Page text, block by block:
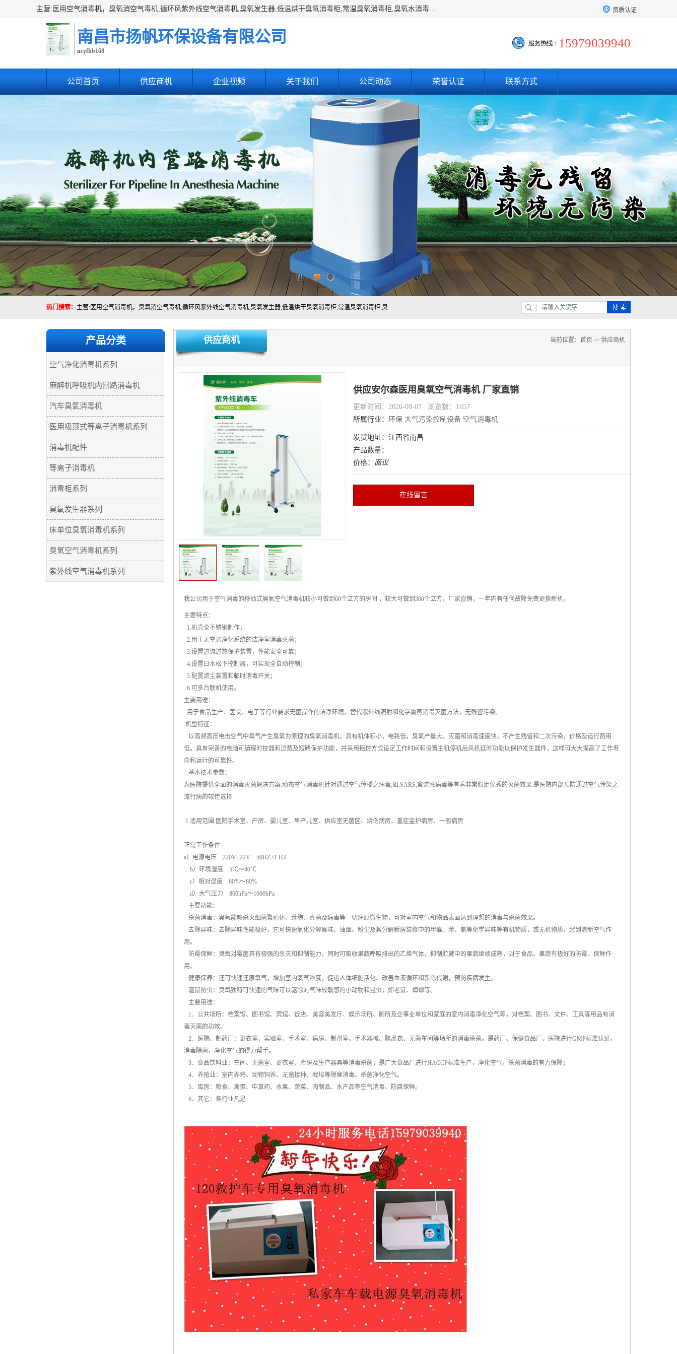
主营:医用空气消毒机，臭氧消空气毒机,循环风紫外线空气消毒机,臭氧发生器,低温烘干臭氧消毒柜,常温臭氧消毒柜,臭氧水消毒机,管道容器臭氧消毒机,内置式臭氧消毒机,外置式臭氧消毒机,床单位臭氧消毒器。医用工作服灭菌柜，医用拖鞋消毒柜,麻醉机内管路消毒机，呼吸机回路消毒机 资质认证
南昌市扬帆环保设备有限公司
ncyfhb168
15979039940
公司首页 供应商机 企业视频 关于我们 公司动态 荣誉认证 联系方式
热门搜索： 主营:医用空气消毒机，臭氧消空气毒机,循环风紫外线空气消毒机,臭氧发生器,低温烘干臭氧消毒柜,常温臭氧消毒柜,臭氧水消毒机,管道容器臭氧消毒机,内置式臭氧消毒机,外置式臭氧消毒机,床单位臭氧消毒器。医用工作服灭菌柜，医用拖鞋消毒柜,麻醉机内管路消毒机，呼吸机回路消毒机
产品分类
空气净化消毒机系列
麻醉机呼吸机内回路消毒机
汽车臭氧消毒机
医用吸顶式等离子消毒机系列
消毒机配件
等离子消毒机
消毒柜系列
臭氧发生器系列
床单位臭氧消毒机系列
臭氧空气消毒机系列
紫外线空气消毒机系列
供应商机 当前位置： 首页 -> 供应商机
供应安尔森医用臭氧空气消毒机 厂家直销
更新时间：2026-08-07 浏览数：1657
所属行业： 环保 大气污染控制设备 空气消毒机
发货地址：江西省南昌
产品数量：
价格： 面议
在线留言
我公司用于空气消毒的移动式臭氧空气消毒机较小可做到60个立方的房间 ，较大可做到300个立方，厂家直销，一年内有任何故障免费更换新机，
主要特点：
1.机壳全不锈钢制作；
2.用于无空调净化系统的洁净室消毒灭菌；
3.设置过流过热保护装置，性能安全可靠；
4.设置日本松下控制器，可实现全自动控制；
5.配置滤尘装置和临时消毒开关；
6.可多台联机使用。
主要用途：
用于食品生产、医院、电子等行业要求无菌操作的洁净环境，替代紫外线照射和化学熏蒸消毒灭菌方法，无残留污染。
机型特征：
以高频高压电击空气中氧气产生臭氧为原理的臭氧消毒机，具有机体积小，电耗低，臭氧产量大，灭菌和消毒速度快，不产生残留和二次污染，价格及运行费用
低。具有完善的电脑可编程时控器和过载及短路保护功能，并采用摇控方式设定工作时间和设置主机停机后风机延时功能以保护发生器件，这样可大大提高了工作寿
命和运行的可靠性。
基本技术参数：
为医院提供全面的消毒灭菌解决方案.动态空气消毒机针对通过空气传播之病毒,如:SARS,禽流感病毒等有着非常稳定优秀的灭菌效果.是医院内部预防通过空气传染之
流行病的较佳选择.
1.适用范围:医院手术室、产房、婴儿室、早产儿室、供应室无菌区、烧伤病房、重症监护病房、一般病房
正常工作条件
a）电源电压 220V±22V 50HZ±1 HZ
b）环境湿度 5℃～40℃
c）相对湿度 60%～80%
d）大气压力 860hPa～1060hPa
主要功能：
杀菌消毒：臭氧能够杀灭细菌繁殖体、芽胞、真菌及病毒等一切病原微生物，可对室内空气和物品表面达到理想的消毒与杀菌效果。
去除异味：去除异味性能极好，它可快速氧化分解臭味、油烟、粉尘及其分解新房装修中的甲醛、苯、氨等化学异味等有机物质，或无机物质，起到清新空气作
用。
防霉保鲜：臭氧对霉菌具有极强的杀灭和抑制能力，同时可吸收果蔬呼吸排出的乙烯气体，抑制贮藏中的果蔬继续成熟，对于食品、果蔬有极好的防霉、保鲜作
用。
健康保养：还可快速还原氧气，增加室内氧气浓度，促进人体细胞活化、改善血液循环和新陈代谢，预防疾病发生。
驱鼠防虫：臭氧独特可快速的气味可以驱除对气味较敏感的小动物和昆虫，如老鼠、蟑螂等。
主要用途：
1．公共场所：档案馆、图书馆、宾馆、饭店、美容美发厅、娱乐场所、厕所及企事业单位和家庭的室内消毒净化空气等，对档案、图书、文件、工具等用品有消
毒灭菌的功效。
2．医院、制药厂：更衣室、实验室、手术室、病房、制剂室、手术器械、隔离衣、无菌车间等场所的消毒杀菌。是药厂、保健食品厂、医院进行GMP标准认证，
消毒除菌，净化空气的得力帮手。
3．食品饮料业：车间、无菌室、更衣室、库房及生产器具等消毒杀菌，是广大食品厂进行HACCP标准生产，净化空气，杀菌消毒的有力保障；
4．养殖业：室内养鸡、动物饲养、无菌接种、栽培等除臭消毒、杀菌净化空气。
5．库房：粮食、禽蛋、中草药、水果、蔬菜、肉制品、水产品等空气消毒、防腐保鲜。
6．其它：各行业凡是